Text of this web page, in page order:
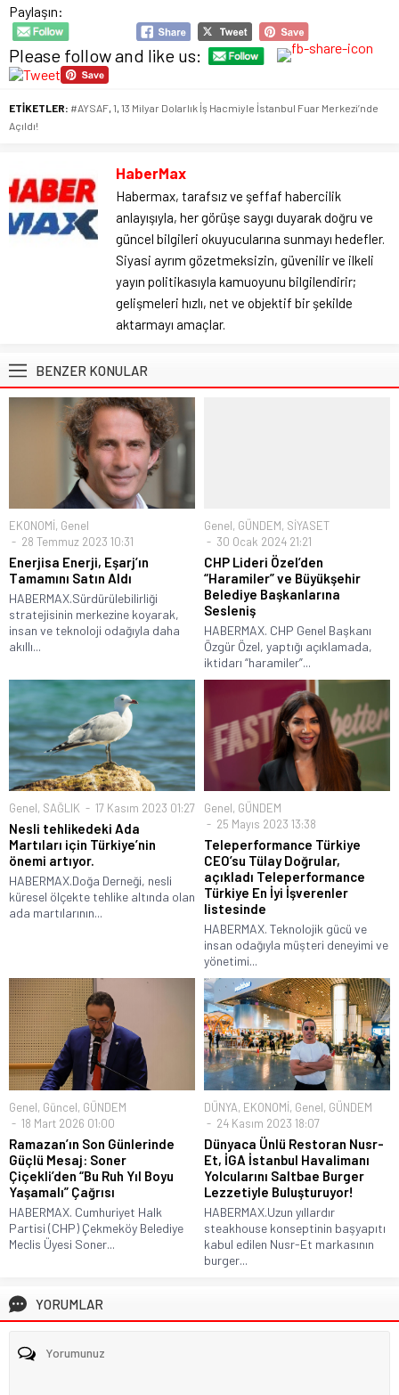
Paylaşın:
Please follow and like us:
ETİKETLER: #AYSAF 1 13 Milyar Dolarlık İş Hacmiyle İstanbul Fuar Merkezi’nde
Açıldı!
HaberMax
Habermax, tarafsız ve şeffaf habercilik
anlayışıyla, her görüşe saygı duyarak doğru ve
güncel bilgileri okuyucularına sunmayı hedefler.
Siyasi ayrım gözetmeksizin, güvenilir ve ilkeli
yayın politikasıyla kamuoyunu bilgilendirir;
gelişmeleri hızlı, net ve objektif bir şekilde
aktarmayı amaçlar.
BENZER KONULAR
EKONOMİ, Genel
28 Temmuz 2023 10:31
Enerjisa Enerji, Eşarj’ın
Tamamını Satın Aldı
HABERMAX.Sürdürülebilirliği
stratejisinin merkezine koyarak,
insan ve teknoloji odağıyla daha
akıllı...
Genel, GÜNDEM, SİYASET
30 Ocak 2024 21:21
CHP Lideri Özel’den
“Haramiler” ve Büyükşehir
Belediye Başkanlarına
Sesleniş
HABERMAX. CHP Genel Başkanı
Özgür Özel, yaptığı açıklamada,
iktidarı “haramiler”...
Genel, SAĞLIK 17 Kasım 2023 01:27
Nesli tehlikedeki Ada
Martıları için Türkiye’nin
önemi artıyor.
HABERMAX.Doğa Derneği, nesli
küresel ölçekte tehlike altında olan
ada martılarının...
Genel, GÜNDEM
25 Mayıs 2023 13:38
Teleperformance Türkiye
CEO’su Tülay Doğrular,
açıkladı Teleperformance
Türkiye En İyi İşverenler
listesinde
HABERMAX. Teknolojik gücü ve
insan odağıyla müşteri deneyimi ve
yönetimi...
Genel, Güncel, GÜNDEM
18 Mart 2026 01:00
Ramazan’ın Son Günlerinde
Güçlü Mesaj: Soner
Çiçekli’den “Bu Ruh Yıl Boyu
Yaşamalı” Çağrısı
HABERMAX. Cumhuriyet Halk
Partisi (CHP) Çekmeköy Belediye
Meclis Üyesi Soner...
DÜNYA, EKONOMİ, Genel, GÜNDEM
24 Kasım 2023 18:07
Dünyaca Ünlü Restoran Nusr-
Et, İGA İstanbul Havalimanı
Yolcularını Saltbae Burger
Lezzetiyle Buluşturuyor!
HABERMAX.Uzun yıllardır
steakhouse konseptinin başyapıtı
kabul edilen Nusr-Et markasının
burger...
YORUMLAR